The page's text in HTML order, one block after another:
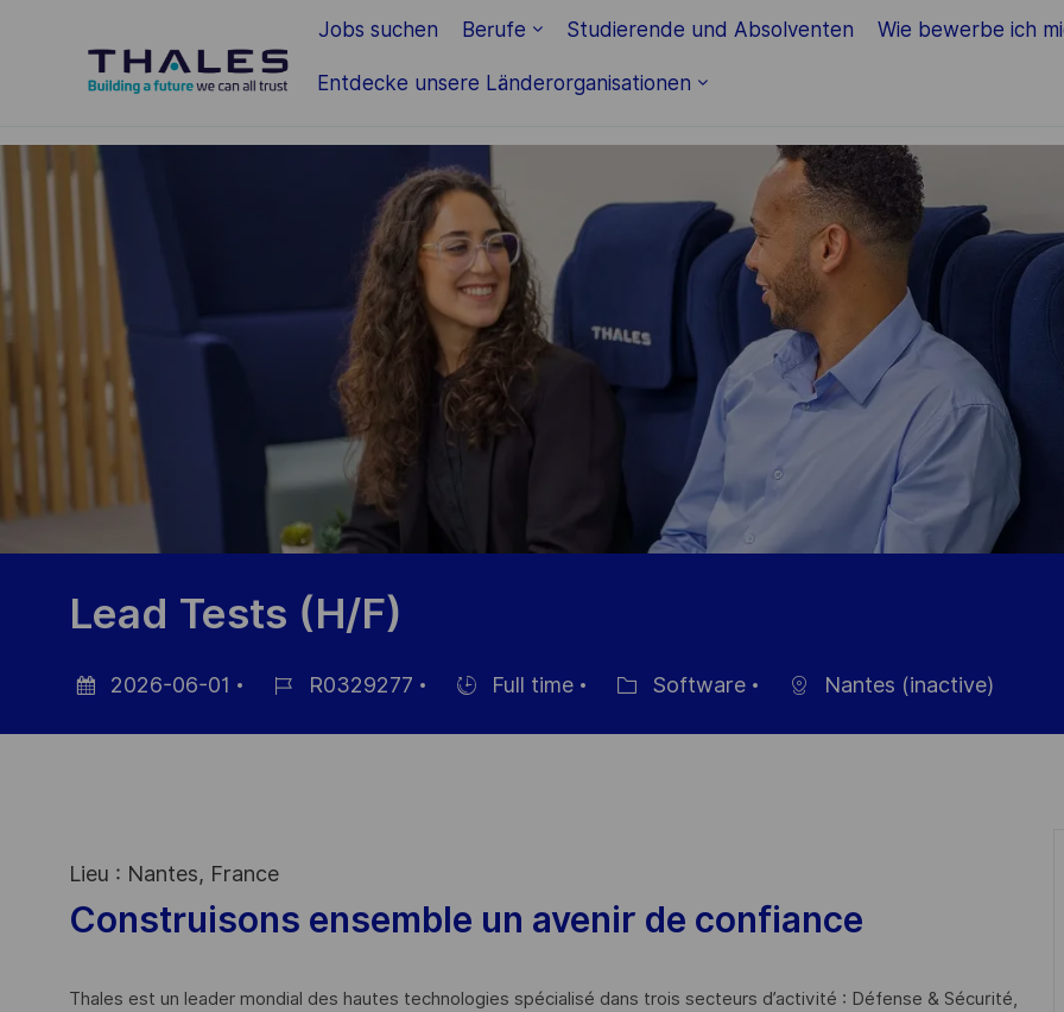
Jobs suchen Berufe Studierende und Absolventen Wie bewerbe ich
Entdecke unsere Länderorganisationen
-
Lead Tests (H/F)
der
2026-06-01
ID
R0329277
Full time
Software Nantes (inactive)
Lieu : Nantes, France
Construisons ensemble un avenir de confiance
Thales est un leader mondial des hautes technologies spécialisé dans trois secteurs d’activité : Défense & Sécurité,